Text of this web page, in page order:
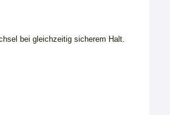
bei gleichzeitig sicherem Halt.